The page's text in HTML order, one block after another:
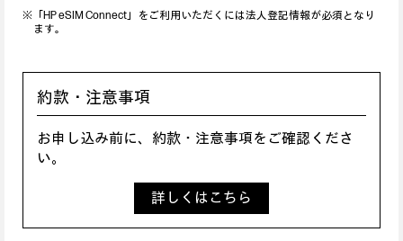
※「HP eSIM Connect」をご利用いただくには法人登記情報が必須となり
ます。
約款・注意事項
お申し込み前に、約款・注意事項をご確認くださ
い。
詳しくはこちら